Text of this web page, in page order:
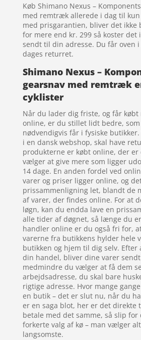
Køb Shimano Nexus –
med remtræk allerede i dag til kun
med prisgarantien, bliver det ikke
for mere end kr. 299 så koster det
sendt til din adresse. Du får oven i
dages returret.
Shimano Nexus –
gearsnav med remtræk
cyklister
Når du lader dig friste, og får
online, er du stillet lidt bedre, som
nødvendigvis får i fysiske
i en dansk webshop, skal have
produkterne er købt online, der er
vælger at give mere som ligger
14 dage. En anden fordel ved
varer og priser ligger online, og
prissammenligning let, blandt de
af varer, der findes online. For at
løgn, kan du endda lave en
alle tider af døgnet, så længe du
handler online er du også fri for,
varerne fra butikkens hylder hele
butikken og hjem til dig selv. Efter
din handel, bliver dine varer
medmindre du vælger at få dem
arbejdsadresse, du skal bare
rigtige adresse. Hvor mange
en butik – det er slut nu, når du
er en saga blot, her er det direkte
betale med det samme, så slip
forkerte valg af kø – man vælger
langsomste.